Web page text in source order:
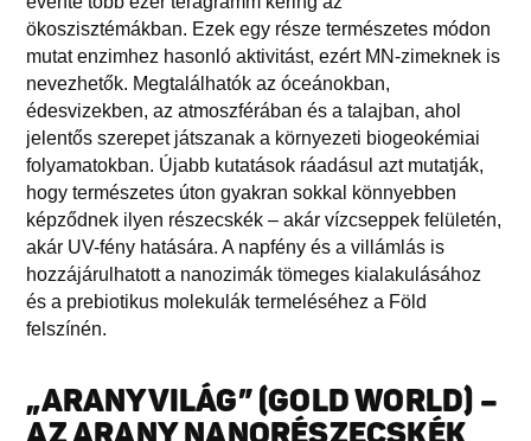
ökoszisztémákban. Ezek egy része természetes módon
mutat enzimhez hasonló aktivitást, ezért MN-zimeknek is
nevezhetők. Megtalálhatók az óceánokban,
édesvizekben, az atmoszférában és a talajban, ahol
jelentős szerepet játszanak a környezeti biogeokémiai
folyamatokban. Újabb kutatások ráadásul azt mutatják,
hogy természetes úton gyakran sokkal könnyebben
képződnek ilyen részecskék – akár vízcseppek felületén,
akár UV-fény hatására. A napfény és a villámlás is
hozzájárulhatott a nanozimák tömeges kialakulásához
és a prebiotikus molekulák termeléséhez a Föld
felszínén.
„ARANYVILÁG” (GOLD WORLD) –